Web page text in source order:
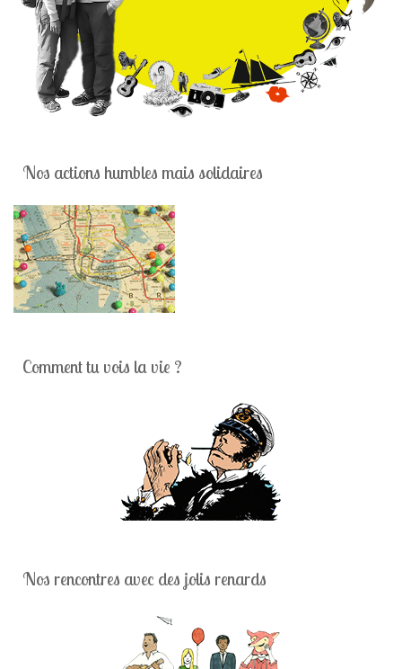
Nos actions humbles mais solidaires
Comment tu vois la vie ?
Nos rencontres avec des jolis renards